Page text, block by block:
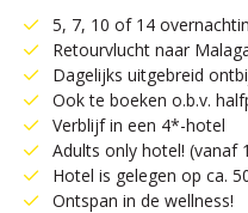
5, 7, 10 of 14
Retourvlucht naar
Dagelijks uitgebreid
Ook te boeken o.b.v.
Verblijf in een 4*-hotel
Adults only hotel! (vanaf
Hotel is gelegen op ca.
Ontspan in de wellness!